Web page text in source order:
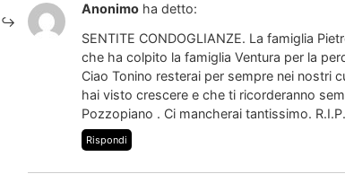
Anonimo ha detto:
SENTITE CONDOGLIANZE. La famiglia
che ha colpito la famiglia Ventura per la
Ciao Tonino resterai per sempre nei nostri
hai visto crescere e che ti ricorderanno
Pozzopiano . Ci mancherai tantissimo. R.I.P.
Rispondi